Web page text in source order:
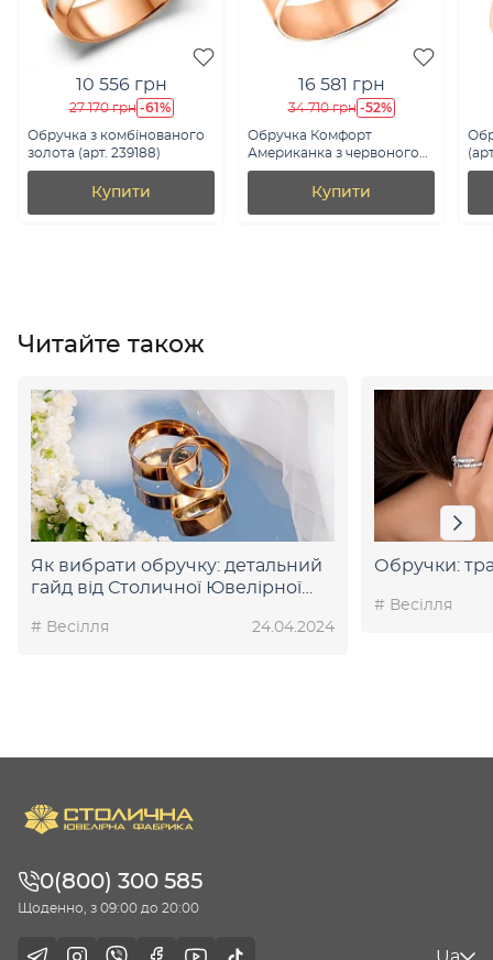
10 556 грн
27 170 грн -61%
Обручка з комбінованого
золота (арт. 239188)
Купити
16 581 грн
34 710 грн -52%
Обручка Комфорт
Американка з червоного
золота (арт. 239194)
Купити
Читайте також
Як вибрати обручку: детальний
гайд від Столичної Ювелірної
# Весілля 24.04.2024
Обручки:
# Весілля
0(800) 300 585
Щоденно, з 09:00 до 20:00